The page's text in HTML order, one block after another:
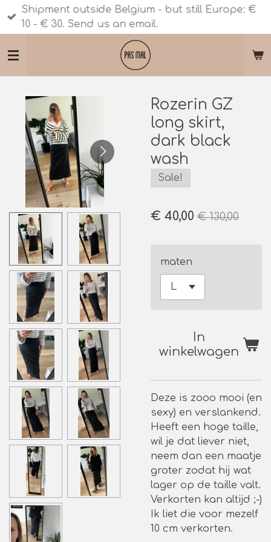
Ga
direct
de
Shipment outside Belgium - but still Europe: €
10 - € 30. Send us an email.
Rozerin GZ
long skirt,
dark black
wash
Sale!
€ 40,00 € 130,00
maten
In
winkelwagen
Deze is zooo mooi (en
sexy) en verslankend.
Heeft een hoge taille,
wil je dat liever niet,
neem dan een maatje
groter zodat hij wat
lager op de taille valt.
Verkorten kan altijd ;-)
Ik liet die voor mezelf
10 cm verkorten.